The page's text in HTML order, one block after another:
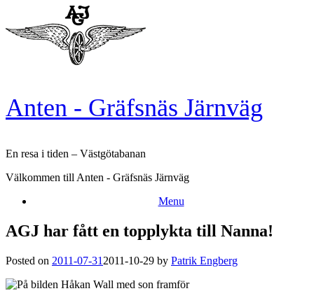
content
Anten - Gräfsnäs Järnväg
En resa i tiden – Västgötabanan
Välkommen till Anten - Gräfsnäs Järnväg
Menu
AGJ har fått en topplykta till Nanna!
Posted on 2011-07-31 2011-10-29 by Patrik Engberg